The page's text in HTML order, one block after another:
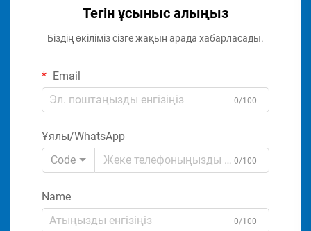
Тегін ұсыныс алыңыз
Біздің өкіліміз сізге жақын арада хабарласады.
Email
0/100
Ұялы/WhatsApp
Code
0/100
Name
0/100